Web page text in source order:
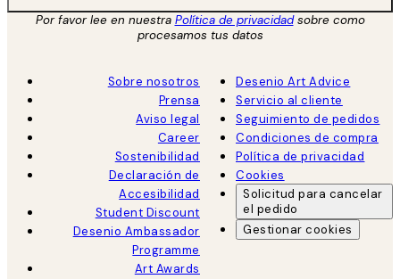
Por favor lee en nuestra Política de privacidadsobre como
procesamos tus datos
Sobre nosotros
Prensa
Aviso legal
Career
Sostenibilidad
Declaración de
Accesibilidad
Student Discount
Desenio Ambassador
Programme
Art Awards
Desenio Art Advice
Servicio al cliente
Seguimiento de pedidos
Condiciones de compra
Política de privacidad
Cookies
Solicitud para cancelar
el pedido
Gestionar cookies